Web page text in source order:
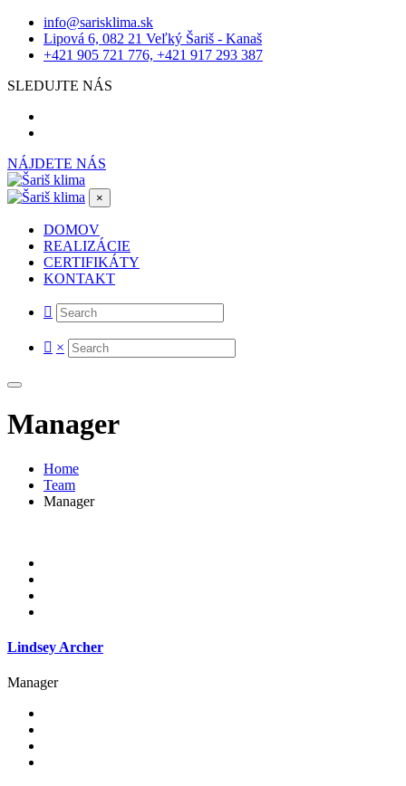
info@sarisklima.sk
Lipová 6, 082 21 Veľký Šariš - Kanaš
+421 905 721 776, +421 917 293 387
SLEDUJTE NÁS
NÁJDETE NÁS
×
DOMOV
REALIZÁCIE
CERTIFIKÁTY
KONTAKT
×
Manager
Home
Team
Manager
Lindsey Archer
Manager